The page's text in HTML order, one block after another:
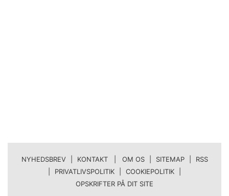
NYHEDSBREV KONTAKT | OM OS SITEMAP
RSS
PRIVATLIVSPOLITIK COOKIEPOLITIK
OPSKRIFTER PÅ DIT SITE